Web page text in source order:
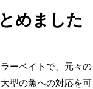
めました
ーベイトで、元々の
型の魚への対応を可